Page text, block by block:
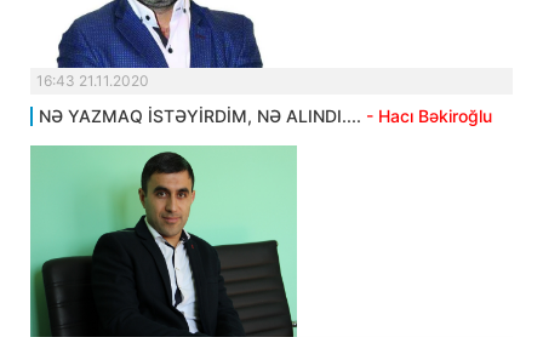
16:43 21.11.2020
NƏ YAZMAQ İSTƏYİRDİM, NƏ ALINDI.... - Hacı Bəkiroğlu